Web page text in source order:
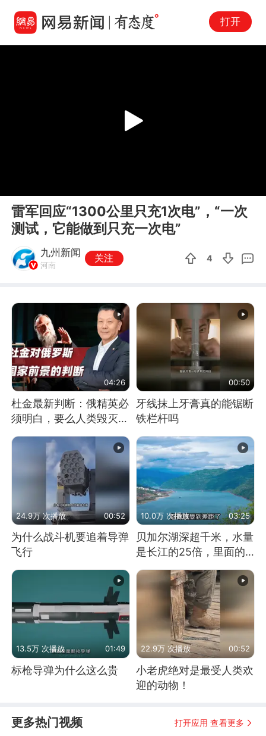
打开
Play
雷军回应“1300公里只充1次电”，“一次
测试，它能做到只充一次电”
九州新闻
河南
关注 4
04:26
杜金最新判断：俄精英必
须明白，要么人类毁灭，
要么俄毁灭
00:50
牙线抹上牙膏真的能锯断
铁栏杆吗
24.9万 次播放 00:52
为什么战斗机要追着导弹
飞行
10.0万 次播放 03:25
贝加尔湖深超千米，水量
是长江的25倍，里面的
13.5万 次播放 01:49
标枪导弹为什么这么贵
22.9万 次播放 00:52
小老虎绝对是最受人类欢
迎的动物！
更多热门视频 打开应用 查看更多